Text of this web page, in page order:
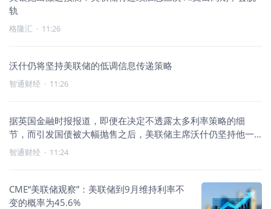
轨
格隆汇 · 11:26
沃什仍将坚持美联储的低调信息传递策略
智通财经 · 11:26
据英国金融时报报道，即便在决定不透露太多利率策略的细
节，而引发国债被大幅抛售之后，美联储主席沃什仍坚持他一
贯的简洁沟通风
智通财经 · 11:24
CME“美联储观察”：美联储到9月维持利率不
变的概率为45.6%